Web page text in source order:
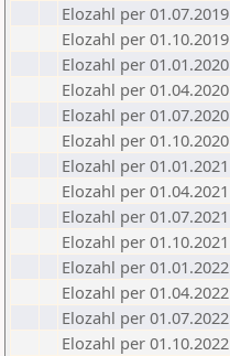
Elozahl per 01.07.2019
Elozahl per 01.10.2019
Elozahl per 01.01.2020
Elozahl per 01.04.2020
Elozahl per 01.07.2020
Elozahl per 01.10.2020
Elozahl per 01.01.2021
Elozahl per 01.04.2021
Elozahl per 01.07.2021
Elozahl per 01.10.2021
Elozahl per 01.01.2022
Elozahl per 01.04.2022
Elozahl per 01.07.2022
Elozahl per 01.10.2022